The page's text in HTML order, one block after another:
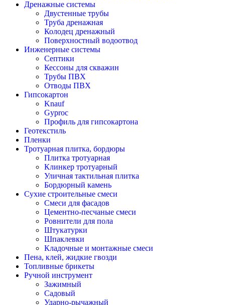
Дренажные системы
Двустенные трубы
Труба дренажная
Колодец дренажный
Поверхностный водоотвод
Инженерные системы
Септики
Кессоны для скважин
Трубы ПВХ
Отводы ПВХ
Гипсокартон
Knauf
Gyproc
Профиль для гипсокартона
Геотекстиль
Пленки
Тротуарная плитка, бордюры
Плитка тротуарная
Клинкер тротуарный
Уличная тактильная плитка
Бордюрный камень
Сухие строительные смеси
Смеси для фасадов
Цементно-песчаные смеси
Ровнители для пола
Штукатурки
Шпаклевки
Кладочные и монтажные смеси
Пена, клей, жидкие гвозди
Топливные брикеты
Ручной инструмент
Зажимный
Садовый
Ударно-рычажный